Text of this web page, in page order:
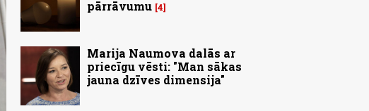
pārrāvumu 4
Marija Naumova dalās ar
priecīgu vēsti: "Man sākas
jauna dzīves dimensija"